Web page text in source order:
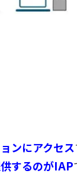
ンにアクセス
するのがIAP